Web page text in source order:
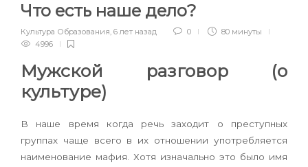
Что есть наше дело?
Культура Образования, 6 лет назад 0
80 минуты
4996
Мужской разговор (о
культуре)
В наше время когда речь заходит о преступных
группах чаще всего в их отношении употребляется
наименование мафия. Хотя изначально это было имя